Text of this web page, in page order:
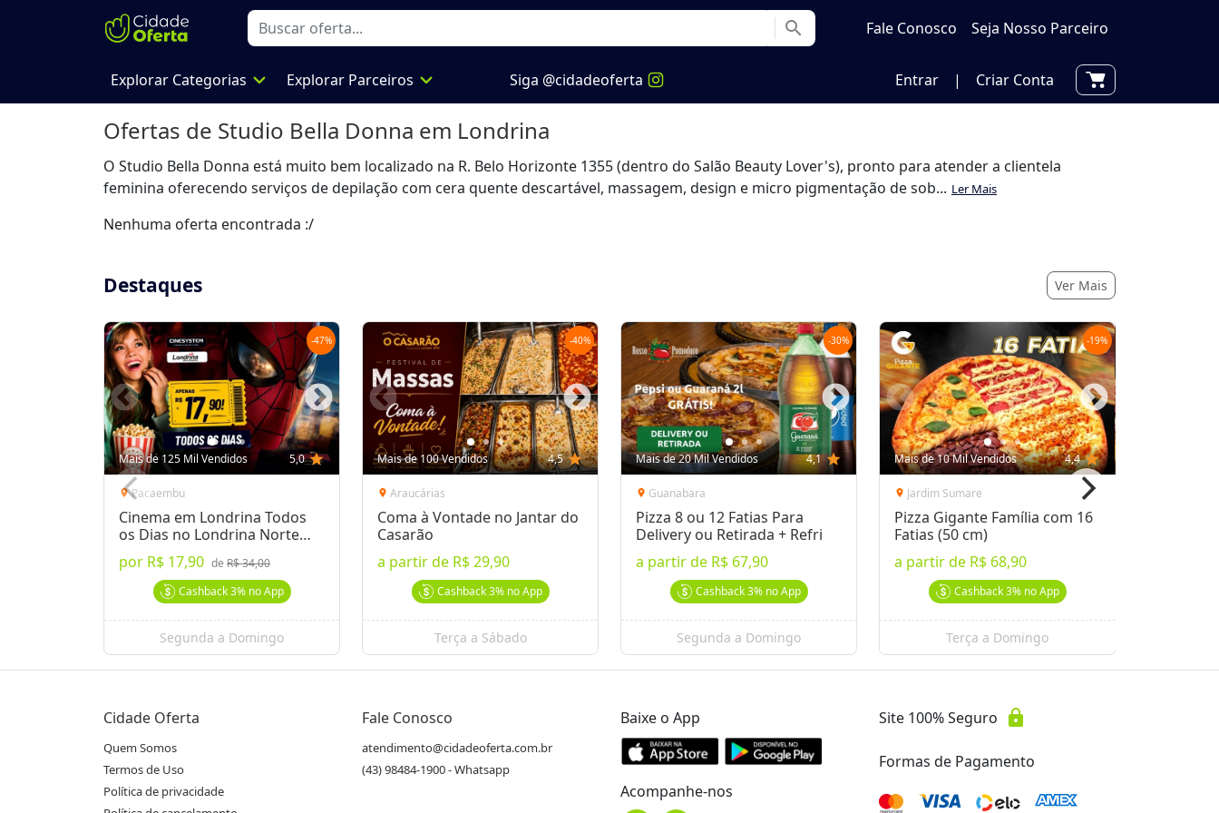
search Fale Conosco Seja Nosso Parceiro
Explorar Categorias expand_more Explorar Parceiros expand_more Siga @cidadeoferta Entrar | Criar Conta
Ofertas de Studio Bella Donna em Londrina
O Studio Bella Donna está muito bem localizado na R. Belo Horizonte 1355 (dentro do Salão Beauty Lover's), pronto para atender a clientela
feminina oferecendo serviços de depilação com cera quente descartável, massagem, design e micro pigmentação de sob... Ler Mais
Nenhuma oferta encontrada :/
Destaques Ver Mais
-47%
Mais de 125 Mil Vendidos 5,0 star
location_onPacaembu
Cinema em Londrina Todos
os Dias no Londrina Norte
Shop.
por R$ 17,90 de R$ 34,00
Cashback3%no App
Segunda a Domingo
-40%
Mais de 100 Vendidos 4,5 star
location_on Araucárias
Coma à Vontade no Jantar do
Casarão
a partir de R$ 29,90
Cashback3%no App
Terça a Sábado
-30%
Mais de 20 Mil Vendidos 4,1 star
location_on Guanabara
Pizza 8 ou 12 Fatias Para
Delivery ou Retirada + Refri
a partir de R$ 67,90
Cashback3%no App
Segunda a Domingo
-19%
Mais de 10 Mil Vendidos 4,4 star
location_on Jardim Sumare
Pizza Gigante Família com 16
Fatias (50 cm)
a partir de R$ 68,90
Cashback3%no App
Terça a Domingo
Cidade Oferta
Quem Somos
Termos de Uso
Política de privacidade
Fale Conosco
atendimento@cidadeoferta.com.br
(43) 98484-1900 - Whatsapp
Baixe o App
Acompanhe-nos
Site 100% Seguro lock
Formas de Pagamento